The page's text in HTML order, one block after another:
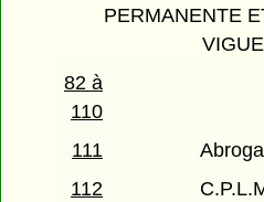
PERMANENTE
82 à
110
111
112